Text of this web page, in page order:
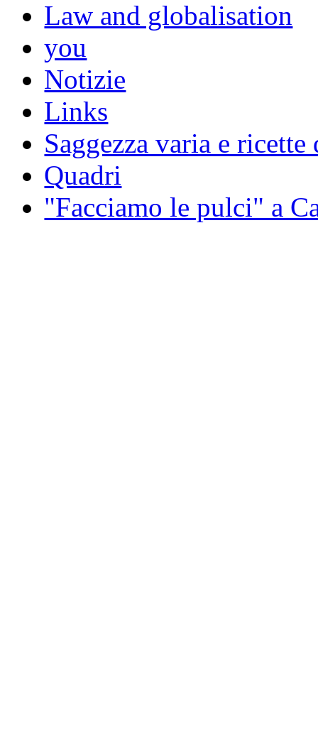
Law and globalisation
you
Notizie
Links
Saggezza varia e
Quadri
"Facciamo le pulci" a